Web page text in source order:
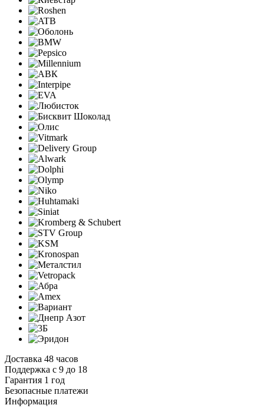
Доставка 48 часов
Поддержка с 9 до 18
Гарантия 1 год
Безопасные платежи
Информация